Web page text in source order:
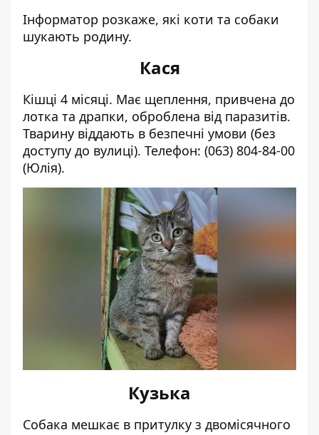
Інформатор розкаже, які коти та собаки
шукають родину.
Кася
Кішці 4 місяці. Має щеплення, привчена до
лотка та драпки, оброблена від паразитів.
Тварину віддають в безпечні умови (без
доступу до вулиці). Телефон: (063) 804-84-00
(Юлія).
Кузька
Собака мешкає в притулку з двомісячного